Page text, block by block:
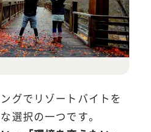
グでリゾートバイトを
選択の一つです。